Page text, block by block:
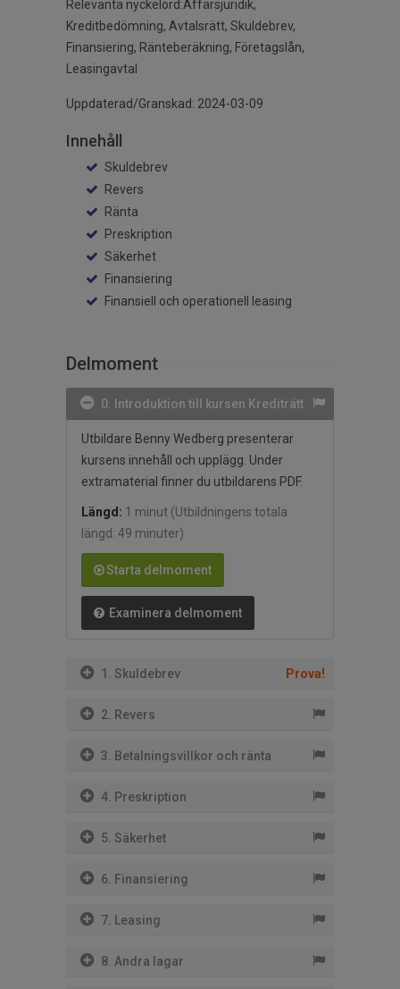
Relevanta nyckelord:Affärsjuridik,
Kreditbedömning, Avtalsrätt, Skuldebrev,
Finansiering, Ränteberäkning, Företagslån,
Leasingavtal
Uppdaterad/Granskad: 2024-03-09
Innehåll
Skuldebrev
Revers
Ränta
Preskription
Säkerhet
Finansiering
Finansiell och operationell leasing
Delmoment
0. Introduktion till kursen Krediträtt
Utbildare Benny Wedberg presenterar
kursens innehåll och upplägg. Under
extramaterial finner du utbildarens PDF.
Längd: 1 minut (Utbildningens totala
längd: 49 minuter)
Starta delmoment
Examinera delmoment
1. Skuldebrev Prova!
2. Revers
3. Betalningsvillkor och ränta
4. Preskription
5. Säkerhet
6. Finansiering
7. Leasing
8. Andra lagar